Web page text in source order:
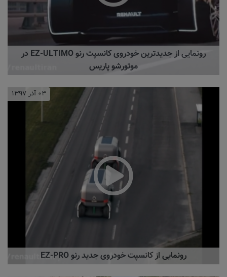
رونمایی از جدیدترین خودروی کانسپت رنو EZ-ULTIMO در
موتورشو پاریس
۰۳ آذر ۱۳۹۷
رونمایی از کانسپت خودروی جدید رنو EZ-PRO